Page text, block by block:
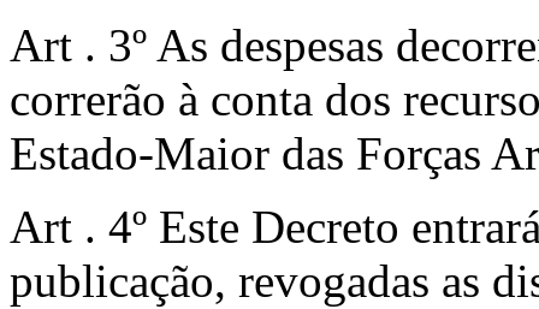
Art . 3º As despesas
correrão à conta dos
Estado-Maior das Forças
Art . 4º Este Decreto
publicação, revogadas as